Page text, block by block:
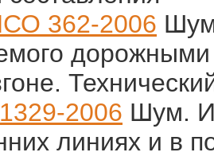
362-2006
2006 Шум.
линиях и в